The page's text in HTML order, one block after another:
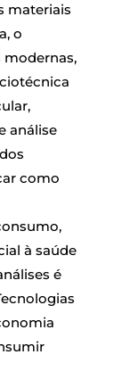
materiais
o
análise
como
à saúde
é